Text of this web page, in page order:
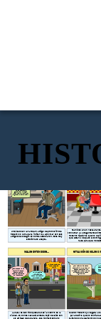
MALOS ENTENDIDOS... SITUACIÓN DE CELOS E
Un sábado en la tarde un amigo de promoción de
Roberto lo llama para invitarlo a almorzar con sus
amigos del colegio en donde estudiaron. Este muy
emocionado acepta.
Reunidos en un
conversar y a preguntarse
Roberto recuerda que no le
que estaría ocupado el
hace para que no
La casa de sus tíos quedaba casi al centro de la
ciudad, en donde casualmente se topó de lejos con
las amigas de su pareja, que rápidamente no
Cuando Roberto ya llegaba a
para decirle que no confíaba
saliendo con alguien más y
gustaría que vengas
mañana al almuerzo con
algunos de la promoción...
¡Hay que tomarles
foto y decirle a
Karla!
Muchas gracias
mucho y me esfuerzo
por ella siempre.
¿Cómo te está yendo
con Karla? Veo que
cosas con ella y se ven
tan lindos juntos.
No
casa
¿Por qué me haces esto
Roberto? Ya no confío en ti,
debemos terminar, mis
amigas me enviaron foto de
que andas saliendo con
alguien más.